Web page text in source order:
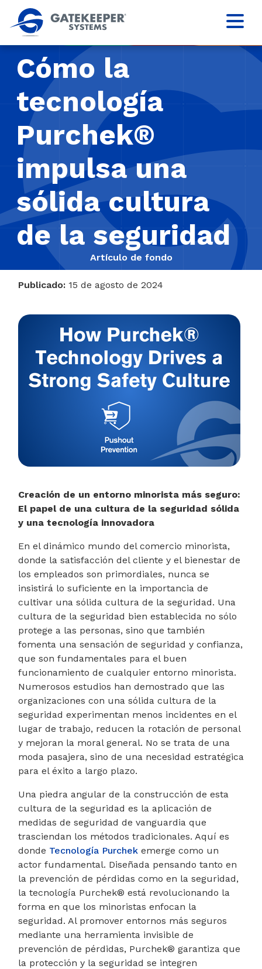
Cómo la
tecnología
Purchek®
impulsa una
sólida cultura
de la seguridad
Artículo de fondo
Publicado: 15 de agosto de 2024
Creación de un entorno minorista más seguro:
El papel de una cultura de la seguridad sólida
y una tecnología innovadora
En el dinámico mundo del comercio minorista,
donde la satisfacción del cliente y el bienestar de
los empleados son primordiales, nunca se
insistirá lo suficiente en la importancia de
cultivar una sólida cultura de la seguridad. Una
cultura de la seguridad bien establecida no sólo
protege a las personas, sino que también
fomenta una sensación de seguridad y confianza,
que son fundamentales para el buen
funcionamiento de cualquier entorno minorista.
Numerosos estudios han demostrado que las
organizaciones con una sólida cultura de la
seguridad experimentan menos incidentes en el
lugar de trabajo, reducen la rotación de personal
y mejoran la moral general. No se trata de una
moda pasajera, sino de una necesidad estratégica
para el éxito a largo plazo.
Una piedra angular de la construcción de esta
cultura de la seguridad es la aplicación de
medidas de seguridad de vanguardia que
trasciendan los métodos tradicionales. Aquí es
donde Tecnología Purchek emerge como un
actor fundamental. Diseñada pensando tanto en
la prevención de pérdidas como en la seguridad,
la tecnología Purchek® está revolucionando la
forma en que los minoristas enfocan la
seguridad. Al promover entornos más seguros
mediante una herramienta invisible de
prevención de pérdidas, Purchek® garantiza que
la protección y la seguridad se integren